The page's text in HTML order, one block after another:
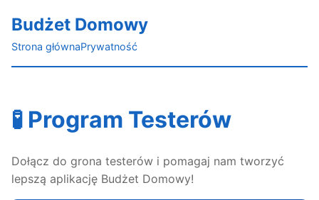
Budżet Domowy
Strona głównaPrywatność
🧪 Program Testerów
Dołącz do grona testerów i pomagaj nam tworzyć
lepszą aplikację Budżet Domowy!